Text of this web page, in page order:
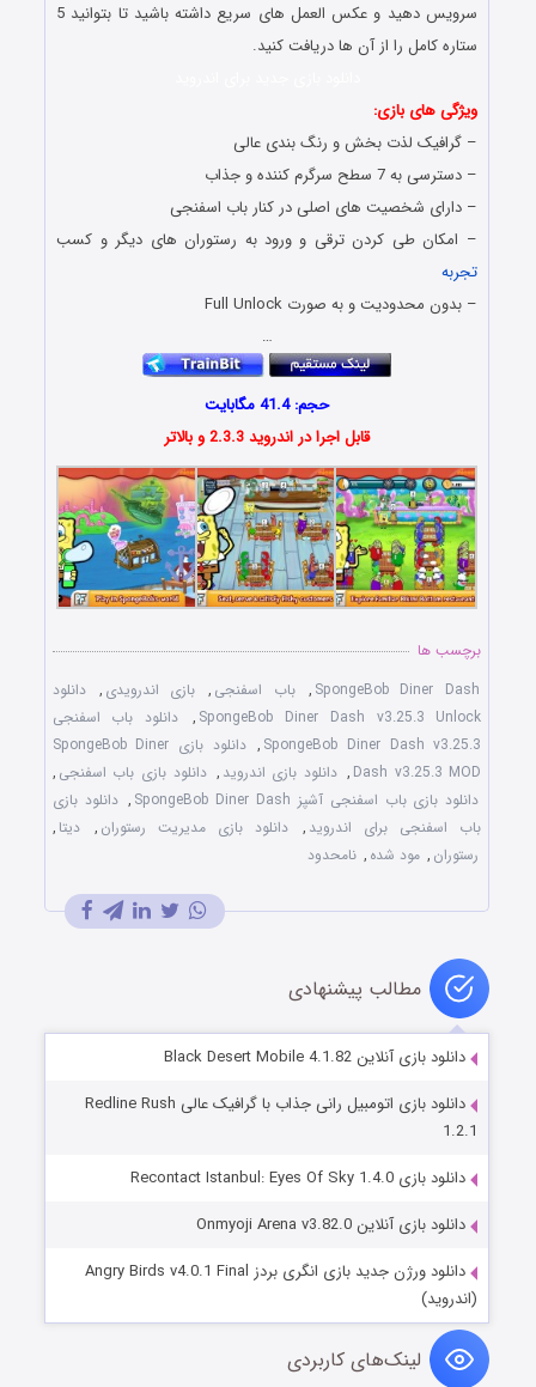
سرویس دهید و عکس العمل های سریع داشته باشید تا بتوانید 5
ستاره کامل را از آن ها دریافت کنید.
ویژگی های بازی:
– گرافیک لذت بخش و رنگ بندی عالی
– دسترسی به 7 سطح سرگرم کننده و جذاب
– دارای شخصیت های اصلی در کنار باب اسفنجی
– امکان طی کردن ترقی و ورود به رستوران های دیگر و کسب
تجربه
– بدون محدودیت و به صورت Full Unlock
…
حجم: 41.4 مگابایت
قابل اجرا در اندروید 2.3.3 و بالاتر
برچسب ها
SpongeBob Diner Dash
, باب اسفنجی , بازی اندرویدی ,
دانلود
SpongeBob Diner Dash v3.25.3 Unlock
,
دانلود باب اسفنجی
SpongeBob Diner Dash v3.25.3
,
دانلود بازی SpongeBob Diner
Dash v3.25.3 MOD
, دانلود بازی اندروید , دانلود بازی باب اسفنجی ,
دانلود بازی باب اسفنجی آشپز SpongeBob Diner Dash
, دانلود بازی
باب اسفنجی برای اندروید , دانلود بازی مدیریت رستوران , دیتا ,
رستوران , مود شده , نامحدود
مطالب پیشنهادی
دانلود بازی آنلاین Black Desert Mobile 4.1.82
دانلود بازی اتومبیل رانی جذاب با گرافیک عالی Redline Rush
1.2.1
دانلود بازی Recontact Istanbul: Eyes Of Sky 1.4.0
دانلود بازی آنلاین Onmyoji Arena v3.82.0
دانلود ورژن جدید بازی انگری بردز Angry Birds v4.0.1 Final
(اندروید)
لینک‌های کاربردی